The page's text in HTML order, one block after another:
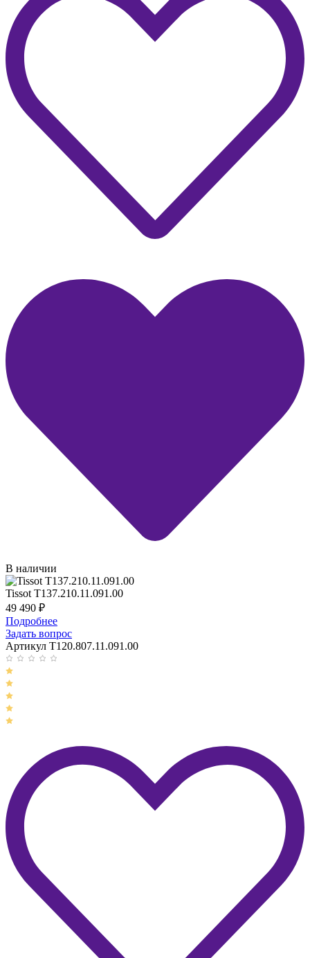
В наличии
Tissot T137.210.11.091.00
49 490 ₽
Подробнее
Задать вопрос
Артикул T120.807.11.091.00